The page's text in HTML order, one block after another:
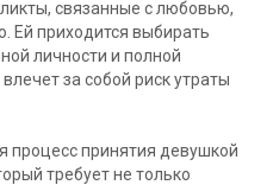
связанные с любовью,
Ей приходится выбирать
личности и полной
за собой риск утраты
процесс принятия девушкой
требует не только